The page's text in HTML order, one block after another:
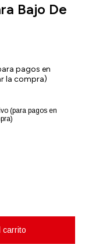
Bajo De
pagos en
la compra)
(para pagos en